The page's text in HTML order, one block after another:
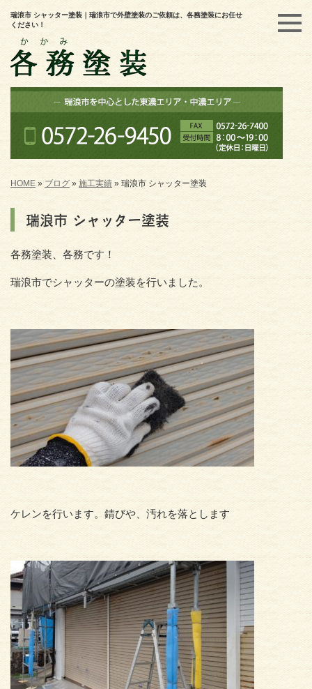
瑞浪市 シャッター塗装｜瑞浪市で外壁塗装のご依頼は、各務塗装にお任せ
ください！
HOME » ブログ » 施工実績 » 瑞浪市 シャッター塗装
瑞浪市 シャッター塗装
各務塗装、各務です！
瑞浪市でシャッターの塗装を行いました。
ケレンを行います。錆びや、汚れを落とします